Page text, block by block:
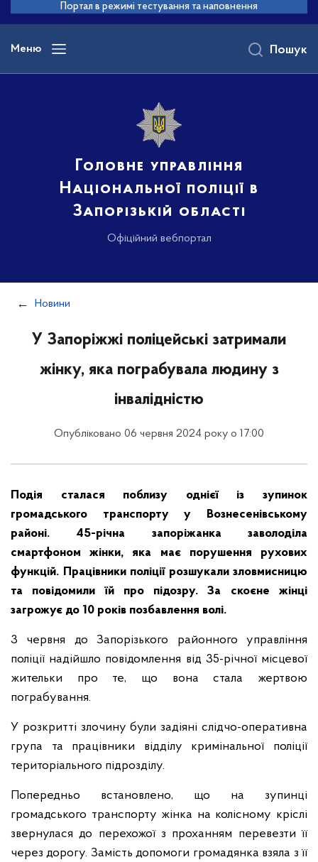
основного
вмісту
Портал в режимі тестування та наповнення
Меню
Головне управління
Національної поліції в
Запорізькій області
Офіційний вебпортал
Пошук
Новини
У Запоріжжі поліцейські затримали
жінку, яка пограбувала людину з
інвалідністю
Опубліковано 06 червня 2024 року о 17:00
Подія сталася поблизу однієї із зупинок
громадського транспорту у Вознесенівському
районі. 45-річна запоріжанка заволоділа
смартфоном жінки, яка має порушення рухових
функцій. Працівники поліції розшукали зловмисницю
та повідомили їй про підозру. За скоєне жінці
загрожує до 10 років позбавлення волі.
3 червня до Запорізького районного управління
поліції надійшло повідомлення від 35-річної місцевої
жительки про те, що вона стала жертвою
пограбування.
У розкритті злочину були задіяні слідчо-оперативна
група та працівники відділу кримінальної поліції
територіального підрозділу.
Попередньо встановлено, що на зупинці
громадського транспорту жінка на колісному кріслі
звернулася до перехожої з проханням перевезти її
через дорогу. Замість допомоги громадянка взяла з її